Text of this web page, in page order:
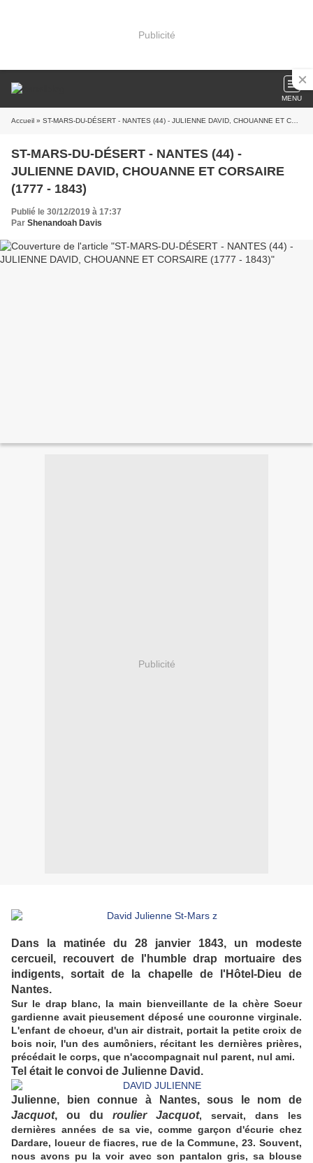
Publicité
MENU
Accueil » ST-MARS-DU-DÉSERT - NANTES (44) - JULIENNE DAVID, CHOUANNE ET CORSAIRE (1777 - 1843)
ST-MARS-DU-DÉSERT - NANTES (44) -
JULIENNE DAVID, CHOUANNE ET CORSAIRE
(1777 - 1843)
Publié le 30/12/2019 à 17:37
Par Shenandoah Davis
Publicité
Dans la matinée du 28 janvier 1843, un modeste
cercueil, recouvert de l'humble drap mortuaire des
indigents, sortait de la chapelle de l'Hôtel-Dieu de
Nantes.
Sur le drap blanc, la main bienveillante de la chère Soeur
gardienne avait pieusement déposé une couronne virginale.
L'enfant de choeur, d'un air distrait, portait la petite croix de
bois noir, l'un des aumôniers, récitant les dernières prières,
précédait le corps, que n'accompagnait nul parent, nul ami.
Tel était le convoi de Julienne David.
Julienne, bien connue à Nantes, sous le nom de
Jacquot, ou du roulier Jacquot, servait, dans les
dernières années de sa vie, comme garçon d'écurie chez
Dardare, loueur de fiacres, rue de la Commune, 23. Souvent,
nous avons pu la voir avec son pantalon gris, sa blouse